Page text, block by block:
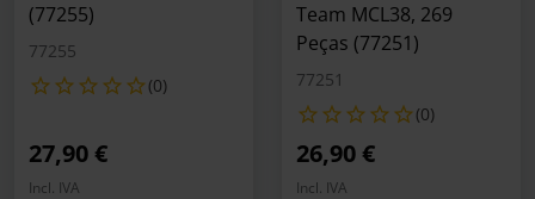
(77255)
77255
(0)
27,90 €
Incl. IVA
Team MCL38, 269
Peças (77251)
77251
(0)
26,90 €
Incl. IVA